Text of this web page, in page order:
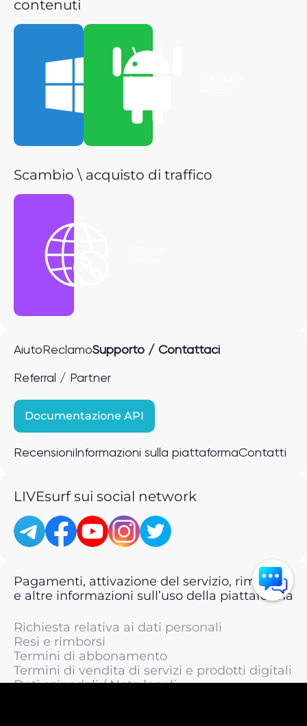
contenuti
Scarica per
Scambio \ acquisto di traffico
Aiuto ReclamoSupporto / Contattaci
Referral / Partner
Documentazione API
Recensioni Informazioni sulla piattaformaContatti
LIVEsurf sui social network
Pagamenti, attivazione del servizio, rimborsi
e altre informazioni sull’uso della piattaforma
Richiesta relativa ai dati personali
Resi e rimborsi
Termini di abbonamento
Termini di vendita di servizi e prodotti digitali
Dati aziendali / Note legali